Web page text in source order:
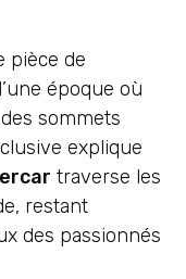
pièce de
époque où
sommets
explique
traverse les
restant
des passionnés